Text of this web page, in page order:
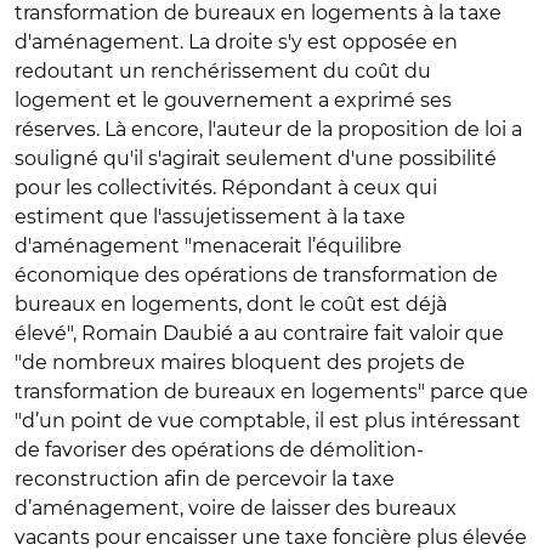
transformation de bureaux en logements à la taxe
d'aménagement. La droite s'y est opposée en
redoutant un renchérissement du coût du
logement et le gouvernement a exprimé ses
réserves. Là encore, l'auteur de la proposition de loi a
souligné qu'il s'agirait seulement d'une possibilité
pour les collectivités. Répondant à ceux qui
estiment que l'assujetissement à la taxe
d'aménagement "menacerait l’équilibre
économique des opérations de transformation de
bureaux en logements, dont le coût est déjà
élevé", Romain Daubié a au contraire fait valoir que
"de nombreux maires bloquent des projets de
transformation de bureaux en logements" parce que
"d’un point de vue comptable, il est plus intéressant
de favoriser des opérations de démolition-
reconstruction afin de percevoir la taxe
d’aménagement, voire de laisser des bureaux
vacants pour encaisser une taxe foncière plus élevée